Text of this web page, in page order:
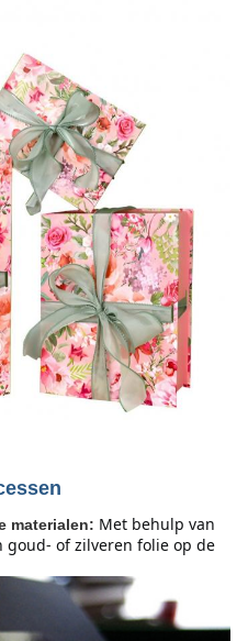
materialen: Met behulp van
of zilveren folie op de